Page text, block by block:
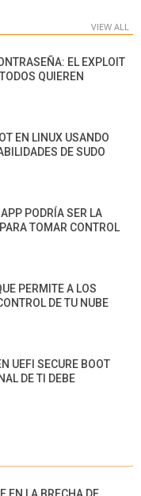
VIEW ALL
EL EXPLOIT
QUIEREN
EN LINUX USANDO
DE SUDO
PODRÍA SER LA
TOMAR CONTROL
PERMITE A LOS
DE TU NUBE
UEFI SECURE BOOT
DE TI DEBE